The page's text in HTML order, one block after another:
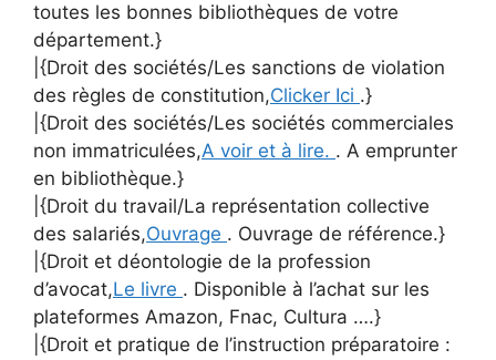
toutes les bonnes bibliothèques de votre
département.}
|{Droit des sociétés/Les sanctions de violation
des règles de constitution,Clicker Ici .}
|{Droit des sociétés/Les sociétés commerciales
non immatriculées,A voir et à lire. . A emprunter
en bibliothèque.}
|{Droit du travail/La représentation collective
des salariés,Ouvrage . Ouvrage de référence.}
|{Droit et déontologie de la profession
d’avocat,Le livre . Disponible à l’achat sur les
plateformes Amazon, Fnac, Cultura ….}
|{Droit et pratique de l’instruction préparatoire :